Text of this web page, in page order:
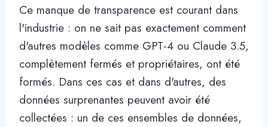
Ce manque de transparence est courant dans
l'industrie : on ne sait pas exactement comment
d'autres modèles comme GPT-4 ou Claude 3.5,
complètement fermés et propriétaires, ont été
formés. Dans ces cas et dans d'autres, des
données surprenantes peuvent avoir été
collectées : un de ces ensembles de données,